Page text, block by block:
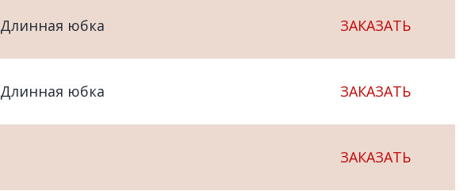
Длинная юбка ЗАКАЗАТЬ
Длинная юбка ЗАКАЗАТЬ
ЗАКАЗАТЬ